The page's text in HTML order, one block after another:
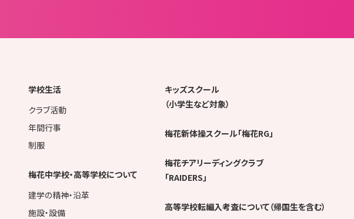
学校生活
クラブ活動
年間行事
制服
梅花中学校・高等学校について
建学の精神・沿革
施設・設備
キッズスクール
（小学生など対象）
梅花新体操スクール「梅花RG」
梅花チアリーディングクラブ
「RAIDERS」
高等学校転編入考査について（帰国生を含む）